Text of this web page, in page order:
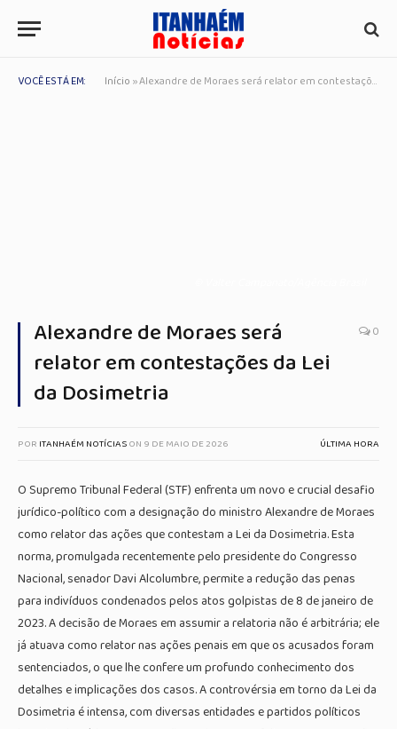
VOCÊ ESTÁ EM: Início »Alexandre de Moraes será relator em contestações da Lei da Dosimetria
Alexandre de Moraes será
relator em contestações da Lei
da Dosimetria
0
POR ITANHAÉM NOTÍCIASON 9 DE MAIO DE 2026 ÚLTIMA HORA
O Supremo Tribunal Federal (STF) enfrenta um novo e crucial desafio
jurídico-político com a designação do ministro Alexandre de Moraes
como relator das ações que contestam a Lei da Dosimetria. Esta
norma, promulgada recentemente pelo presidente do Congresso
Nacional, senador Davi Alcolumbre, permite a redução das penas
para indivíduos condenados pelos atos golpistas de 8 de janeiro de
2023. A decisão de Moraes em assumir a relatoria não é arbitrária; ele
já atuava como relator nas ações penais em que os acusados foram
sentenciados, o que lhe confere um profundo conhecimento dos
detalhes e implicações dos casos. A controvérsia em torno da Lei da
Dosimetria é intensa, com diversas entidades e partidos políticos